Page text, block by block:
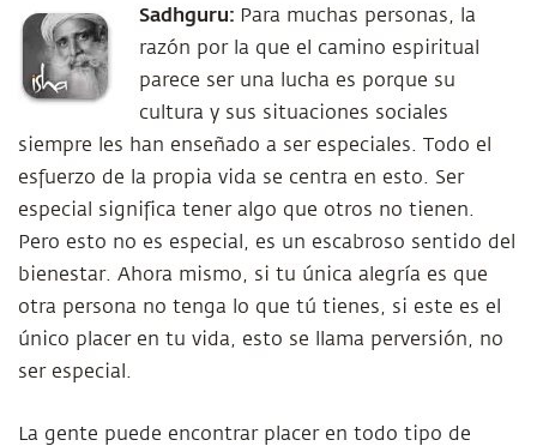
Sadhguru: Para muchas personas, la
razón por la que el camino espiritual
parece ser una lucha es porque su
cultura y sus situaciones sociales
siempre les han enseñado a ser especiales. Todo el
esfuerzo de la propia vida se centra en esto. Ser
especial significa tener algo que otros no tienen.
Pero esto no es especial, es un escabroso sentido del
bienestar. Ahora mismo, si tu única alegría es que
otra persona no tenga lo que tú tienes, si este es el
único placer en tu vida, esto se llama perversión, no
ser especial.
La gente puede encontrar placer en todo tipo de